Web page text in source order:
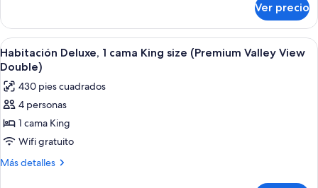
size
(Premium
Valley
View
Exclusive
Double)
Deluxe,
cama
Queen
(Premium
Valley
Exclusive
Double)
Ver precio
Abrir
todas
las
fotos
de
Habitación
Deluxe,
1
Habitación de hotel con una cama
6
Habitación Deluxe, 1 cama King size (Premium Valley View
Double)
430 pies cuadrados
4 personas
1 cama King
Wifi gratuito
Más detalles
Más